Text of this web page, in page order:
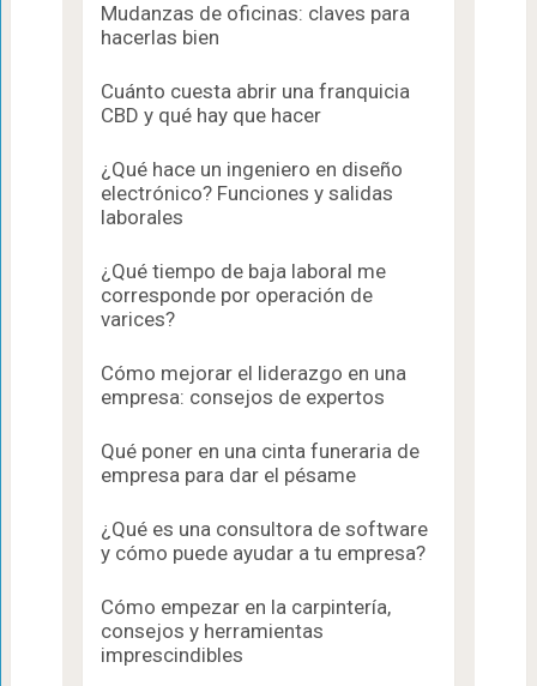
Mudanzas de oficinas: claves para
hacerlas bien
Cuánto cuesta abrir una franquicia
CBD y qué hay que hacer
¿Qué hace un ingeniero en diseño
electrónico? Funciones y salidas
laborales
¿Qué tiempo de baja laboral me
corresponde por operación de
varices?
Cómo mejorar el liderazgo en una
empresa: consejos de expertos
Qué poner en una cinta funeraria de
empresa para dar el pésame
¿Qué es una consultora de software
y cómo puede ayudar a tu empresa?
Cómo empezar en la carpintería,
consejos y herramientas
imprescindibles